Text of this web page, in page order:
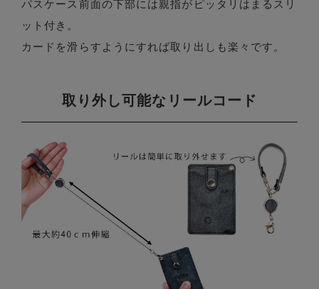
パスケース前面の下部には親指がピッタリはまるスリ
ット付き。
カードを滑らすようにすれば取り出しも楽々です。
取り外し可能なリールコード